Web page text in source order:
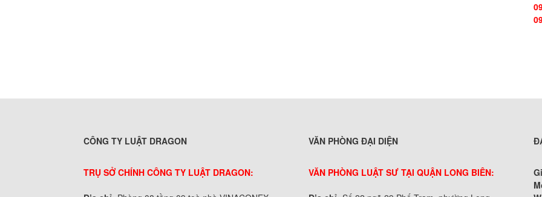
CÔNG TY LUẬT DRAGON
TRỤ SỞ CHÍNH CÔNG TY LUẬT DRAGON:
VĂN PHÒNG ĐẠI DIỆN
VĂN PHÒNG LUẬT SƯ TẠI QUẬN LONG BIÊN: